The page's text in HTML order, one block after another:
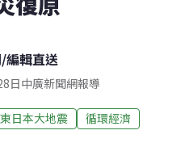
/編輯直送
日中廣新聞網報導
日本大地震 循環經濟